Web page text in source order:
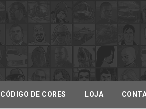
CÓDIGO DE CORES LOJA